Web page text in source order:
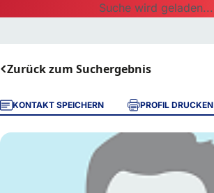
Suche wird geladen...
Zurück zum Suchergebnis
KONTAKT SPEICHERN PROFIL DRUCKEN